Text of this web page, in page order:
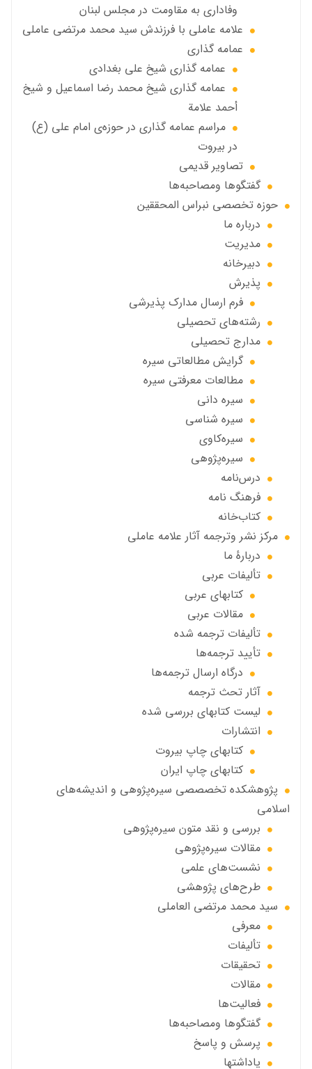
وفاداری به مقاومت در مجلس لبنان
علامه عاملي با فرزندش سید محمد مرتضی عاملی
عمامه گذاری
عمامه گذاری شیخ علی بغدادی
عمامه گذاری شيخ محمد رضا اسماعيل و شيخ
أحمد علامة
مراسم عمامه گذاری در حوزه‌ی امام علی (ع)
در بیروت
تصاویر قديمي
گفتگوها ومصاحبه‌ها
حوزه تخصصی نبراس المحققین
درباره ما
مديريت
دبيرخانه
پذيرش
فرم ارسال مدارك پذيرشى
رشته‌هاي تحصيلي
مدارج تحصیلی
گرايش مطالعاتي سیره
مطالعات معرفتی سیره
سیره دانی
سیره شناسی
سیره‌کاوی
سیره‌پژوهی
درس‌نامه
فرهنگ نامه
کتاب‌خانه
مركز نشر وترجمه آثار علامه عاملی
دربارهٔ ما
تألیفات عربی
کتابهای عربی
مقالات عربی
تألیفات ترجمه شده
تأیید ترجمه‌ها
درگاه ارسال ترجمه‌ها
آثار تحث ترجمه
ليست كتابهاي بررسي شده
انتشارات
كتابهاي چاپ بيروت
كتابهاي چاپ ايران
پژوهشكده تخصصصى سیره‌پژوهی و اندیشه‌های
اسلامی
بررسی و نقد متون سیره‌پژوهی
مقالات سيره‌پژوهى
نشست‌های علمی
طرح‌های پژوهشی
سید محمد مرتضی العاملی
معرفی
تألیفات
تحقیقات
مقالات
فعالیت‌ها
گفتگوها ومصاحبه‌ها
پرسش و پاسخ
یاداشتها